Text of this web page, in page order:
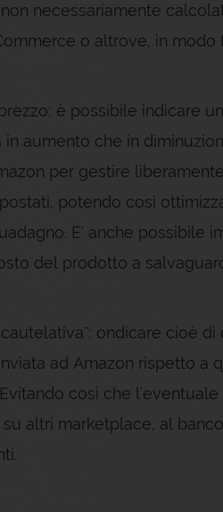
necessariamente
o altrove, in modo
è possibile indicare
aumento che in
per gestire
potendo così
E' anche possibile
del prodotto a
ondicare cioè di
ad Amazon rispetto a
così che l'eventuale
altri marketplace, al